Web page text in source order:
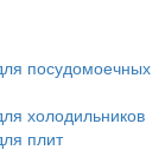
посудомоечных
холодильников
плит